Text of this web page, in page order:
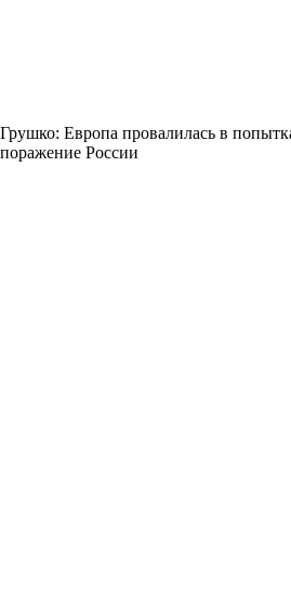
Грушко: Европа провалилась в
поражение России